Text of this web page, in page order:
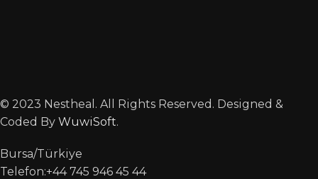
© 2023 Nestheal. All Rights Reserved. Designed &
Coded By WuwiSoft.
Bursa/Türkiye
Telefon:+44 745 946 45 44